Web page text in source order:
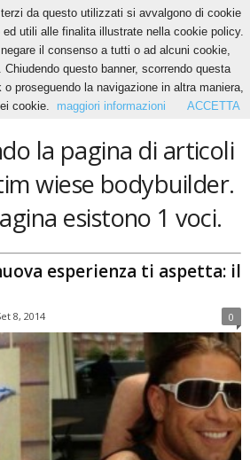
la pagina di articoli
wiese bodybuilder.
esistono 1 voci.
esperienza ti aspetta: il
8, 2014 0
da questo utilizzati si avvalgono di cookie
utili alle finalita illustrate nella cookie policy.
il consenso a tutti o ad alcuni cookie,
questo banner, scorrendo questa
proseguendo la navigazione in altra maniera,
cookie.
maggiori informazioni ACCETTA